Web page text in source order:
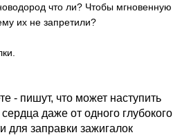
что ли? Чтобы мгновенную
их не запретили?
- пишут, что может наступить
даже от одного глубокого
для заправки зажигалок